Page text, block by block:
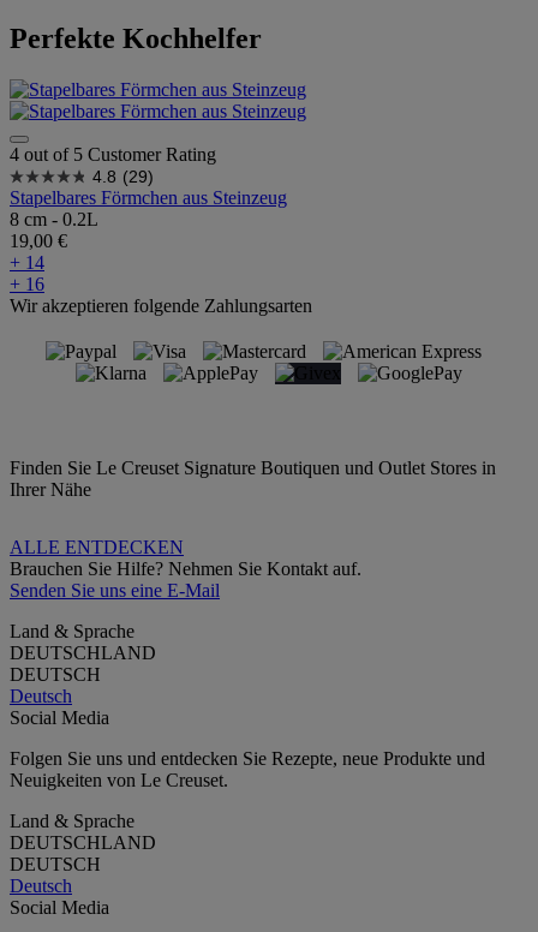
Perfekte Kochhelfer
4 out of 5 Customer Rating
4.8 (29)
Stapelbares Förmchen aus Steinzeug
8 cm - 0.2L
19,00 €
+ 14
+ 16
Wir akzeptieren folgende Zahlungsarten
Finden Sie Le Creuset Signature Boutiquen und Outlet Stores in
Ihrer Nähe
ALLE ENTDECKEN
Brauchen Sie Hilfe? Nehmen Sie Kontakt auf.
Senden Sie uns eine E-Mail
Land & Sprache
DEUTSCHLAND
DEUTSCH
Deutsch
Social Media
Folgen Sie uns und entdecken Sie Rezepte, neue Produkte und
Neuigkeiten von Le Creuset.
Land & Sprache
DEUTSCHLAND
DEUTSCH
Deutsch
Social Media